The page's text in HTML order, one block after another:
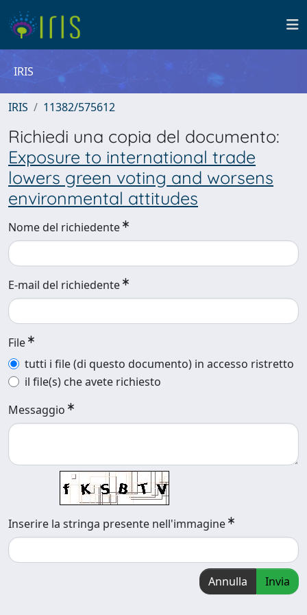
IRIS
IRIS 11382/575612
Richiedi una copia del documento:
Exposure to international trade
lowers green voting and worsens
environmental attitudes
Nome del richiedente
E-mail del richiedente
File
tutti i file (di questo documento) in accesso ristretto
il file(s) che avete richiesto
Messaggio
Inserire la stringa presente nell'immagine
Annulla Invia